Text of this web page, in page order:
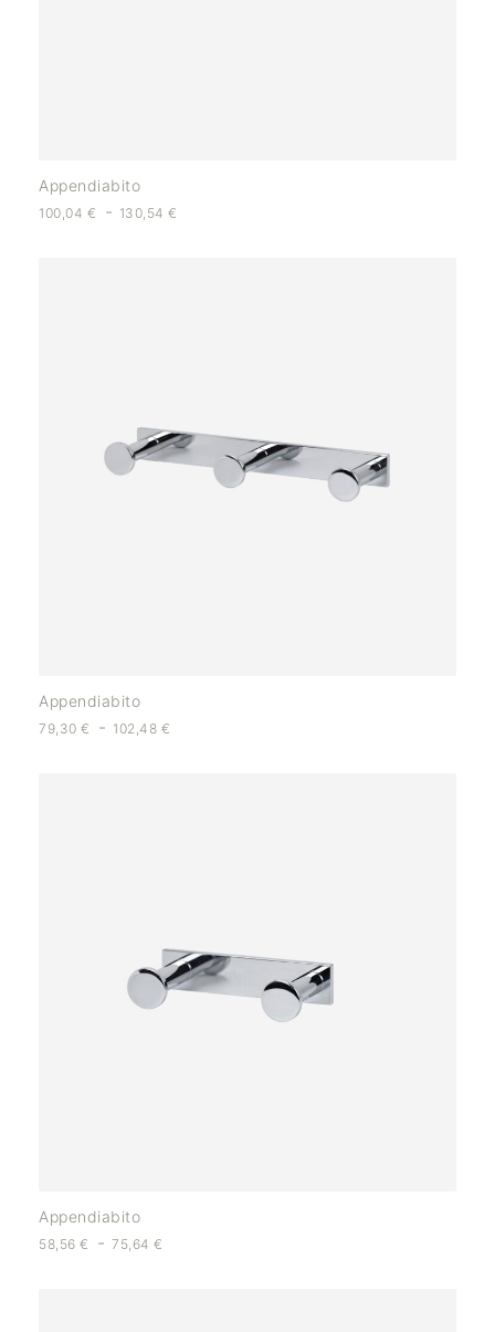
Appendiabito
100,04 € - 130,54€
Appendiabito
79,30 € - 102,48 €
Appendiabito
58,56 € - 75,64€